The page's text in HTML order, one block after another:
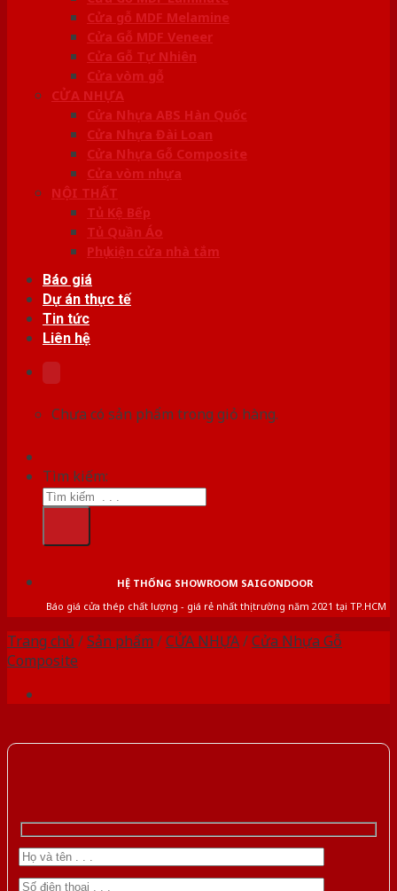
Cửa gỗ MDF Melamine
Cửa Gỗ MDF Veneer
Cửa Gỗ Tự Nhiên
Cửa vòm gỗ
CỬA NHỰA
Cửa Nhựa ABS Hàn Quốc
Cửa Nhựa Đài Loan
Cửa Nhựa Gỗ Composite
Cửa vòm nhựa
NỘI THẤT
Tủ Kệ Bếp
Tủ Quần Áo
Phụ kiện cửa nhà tắm
Báo giá
Dự án thực tế
Tin tức
Liên hệ
Chưa có sản phẩm trong giỏ hàng.
Tìm kiếm:
HỆ THỐNG SHOWROOM SAIGONDOOR
Báo giá cửa thép chất lượng - giá rẻ nhất thị trường năm 2021 tại TP.HCM
Trang chủ /Sản phẩm /CỬA NHỰA/Cửa Nhựa Gỗ
Composite